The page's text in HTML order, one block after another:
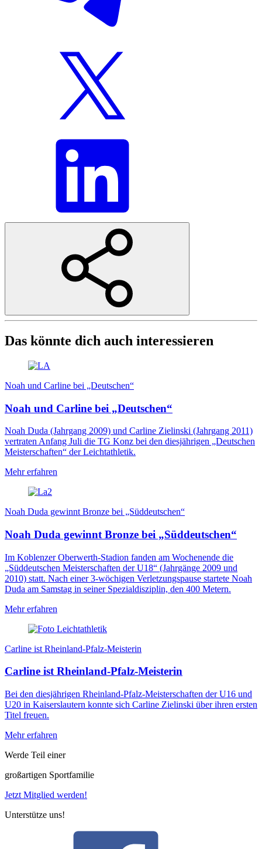
Das könnte dich auch interessieren
Noah und Carline bei „Deutschen“
Noah und Carline bei „Deutschen“
Noah Duda (Jahrgang 2009) und Carline Zielinski (Jahrgang 2011)
vertraten Anfang Juli die TG Konz bei den diesjährigen „Deutschen
Meisterschaften“ der Leichtathletik.
Mehr erfahren
Noah Duda gewinnt Bronze bei „Süddeutschen“
Noah Duda gewinnt Bronze bei „Süddeutschen“
Im Koblenzer Oberwerth-Stadion fanden am Wochenende die
„Süddeutschen Meisterschaften der U18“ (Jahrgänge 2009 und
2010) statt. Nach einer 3-wöchigen Verletzungspause startete Noah
Duda am Samstag in seiner Spezialdisziplin, den 400 Metern.
Mehr erfahren
Carline ist Rheinland-Pfalz-Meisterin
Carline ist Rheinland-Pfalz-Meisterin
Bei den diesjährigen Rheinland-Pfalz-Meisterschaften der U16 und
U20 in Kaiserslautern konnte sich Carline Zielinski über ihren ersten
Titel freuen.
Mehr erfahren
Werde Teil einer
großartigen Sportfamilie
Jetzt Mitglied werden!
Unterstütze uns!